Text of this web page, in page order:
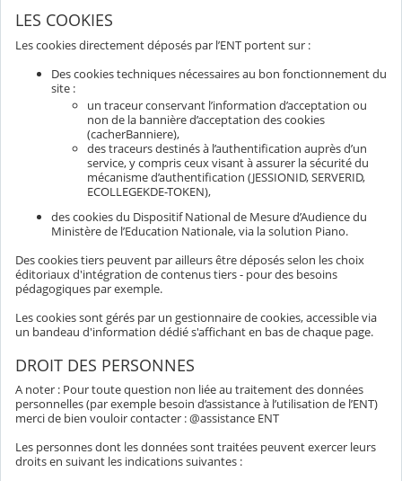
LES COOKIES
Les cookies directement déposés par l’ENT portent sur :
Des cookies techniques nécessaires au bon fonctionnement du
site :
un traceur conservant l’information d’acceptation ou
non de la bannière d’acceptation des cookies
(cacherBanniere),
des traceurs destinés à l’authentification auprès d’un
service, y compris ceux visant à assurer la sécurité du
mécanisme d’authentification (JESSIONID, SERVERID,
ECOLLEGEKDE-TOKEN),
des cookies du Dispositif National de Mesure d’Audience du
Ministère de l’Education Nationale, via la solution Piano.
Des cookies tiers peuvent par ailleurs être déposés selon les choix
éditoriaux d'intégration de contenus tiers - pour des besoins
pédagogiques par exemple.
Les cookies sont gérés par un gestionnaire de cookies, accessible via
un bandeau d'information dédié s'affichant en bas de chaque page.
DROIT DES PERSONNES
A noter : Pour toute question non liée au traitement des données
personnelles (par exemple besoin d’assistance à l’utilisation de l’ENT)
merci de bien vouloir contacter : @assistance ENT
Les personnes dont les données sont traitées peuvent exercer leurs
droits en suivant les indications suivantes :